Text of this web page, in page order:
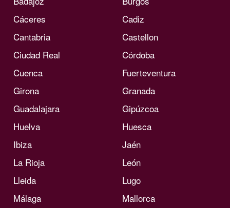
Cáceres
Cadiz
Cantabria
Castellon
Ciudad Real
Córdoba
Cuenca
Fuerteventura
Girona
Granada
Guadalajara
Gipúzcoa
Huelva
Huesca
Ibiza
Jaén
La Rioja
León
Lleida
Lugo
Málaga
Mallorca